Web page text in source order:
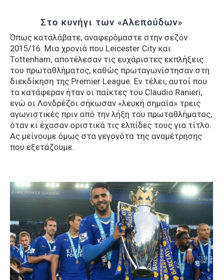
Στο κυνήγι των «Αλεπούδων»
Όπως καταλάβατε, αναφερόμαστε στην σεζόν
2015/16. Μια χρονιά που Leicester City και
Tottenham, αποτέλεσαν τις ευχάριστες εκπλήξεις
του πρωταθλήματος, καθώς πρωταγωνίστησαν στη
διεκδίκηση της Premier League. Εν τέλει, αυτοί που
τα κατάφεραν ήταν οι παίκτες του Claudio Ranieri,
ενώ οι Λονδρέζοι σήκωσαν «λευκή σημαία» τρεις
αγωνιστικές πριν από την λήξη του πρωταθλήματος,
όταν κι έχασαν οριστικά τις ελπίδες τους για τίτλο.
Ας μείνουμε όμως στα γεγονότα της αναμέτρησης
που εξετάζουμε.